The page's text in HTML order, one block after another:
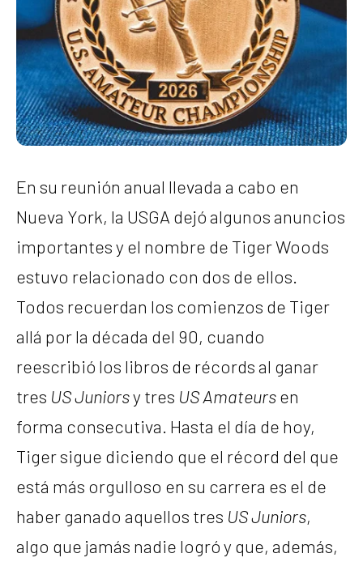
En su reunión anual llevada a cabo en
Nueva York, la USGA dejó algunos anuncios
importantes y el nombre de Tiger Woods
estuvo relacionado con dos de ellos.
Todos recuerdan los comienzos de Tiger
allá por la década del 90, cuando
reescribió los libros de récords al ganar
tres US Juniorsy tres US Amateursen
forma consecutiva. Hasta el día de hoy,
Tiger sigue diciendo que el récord del que
está más orgulloso en su carrera es el de
haber ganado aquellos tres US Juniors,
algo que jamás nadie logró y que, además,